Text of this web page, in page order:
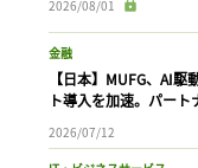
2026/08/01
金融
【日本】MUFG、AI
ト導入を加速。パート
2026/07/12